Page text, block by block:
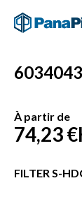
6034043
À partir de
74,23 €
FILTER S-